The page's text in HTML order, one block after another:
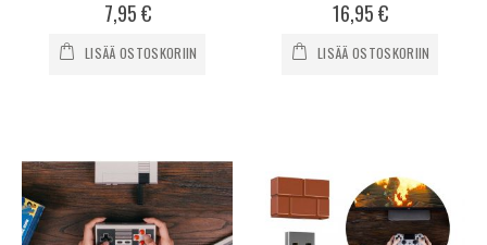
7,95 €
LISÄÄ OSTOSKORIIN
16,95 €
LISÄÄ OSTOSKORIIN